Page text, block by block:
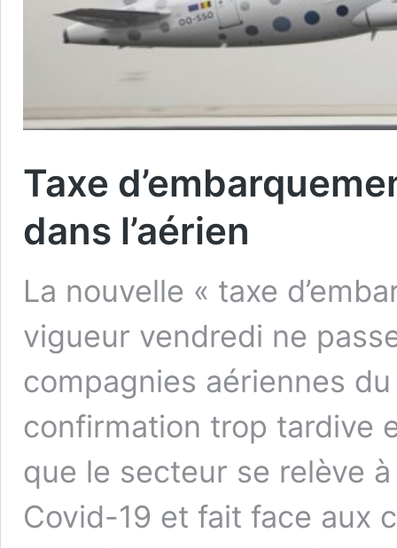
Taxe
dans l’aérien
La nouvelle « taxe
vigueur vendredi ne
compagnies aériennes
confirmation trop tardive
que le secteur se relève
Covid-19 et fait face aux